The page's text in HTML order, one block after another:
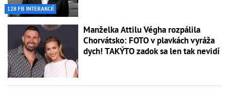
128 FB INTERAKCIÍ
Manželka Attilu Végha rozpálila
Chorvátsko: FOTO v plavkách vyráža
dych! TAKÝTO zadok sa len tak nevidí